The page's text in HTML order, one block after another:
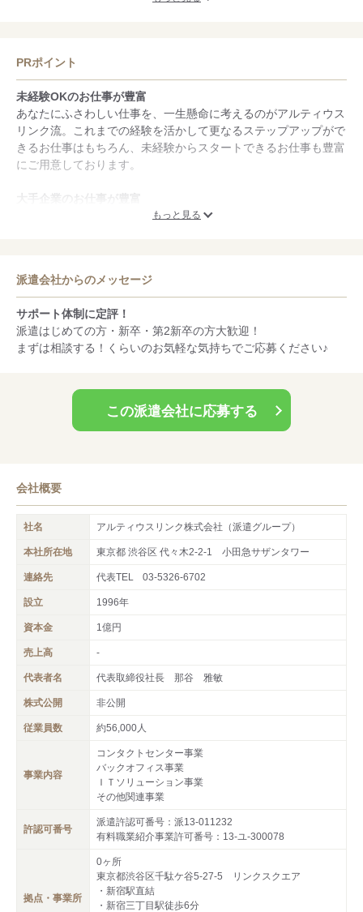
PRポイント
未経験OKのお仕事が豊富
あなたにふさわしい仕事を、一生懸命に考えるのがアルティウス
リンク流。これまでの経験を活かして更なるステップアップがで
きるお仕事はもちろん、未経験からスタートできるお仕事も豊富
にご用意しております。
大手企業のお仕事が豊富
大手・有名企業様と長きにわたり、安定した信頼関係を築いてき
スタッフフォローに自信あり
経験豊富な当社のジョブカウンセラーが、あなたにピッタリのお
仕事探しをサポートいたします。就業後も、専属のフォロー担当
営業がおりますので、安心して働けます。
もっと見る
派遣会社からのメッセージ
サポート体制に定評！
派遣はじめての方・新卒・第2新卒の方大歓迎！
まずは相談する！くらいのお気軽な気持ちでご応募ください♪
この派遣会社に応募する
会社概要
社名 アルティウスリンク株式会社（派遣グループ）
本社所在地 東京都 渋谷区 代々木2-2-1 小田急サザンタワー
連絡先 代表TEL 03-5326-6702
設立 1996年
資本金 1億円
売上高 -
代表者名 代表取締役社長 那谷 雅敏
株式公開 非公開
従業員数 約56,000人
事業内容
コンタクトセンター事業
バックオフィス事業
ＩＴソリューション事業
その他関連事業
許認可番号
派遣許認可番号：派13-011232
有料職業紹介事業許可番号：13-ユ-300078
拠点・事業所
0ヶ所
東京都渋谷区千駄ケ谷5-27-5 リンクスクエア
・新宿駅直結
・新宿三丁目駅徒歩6分